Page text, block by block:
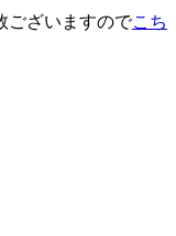
ございますのでこち